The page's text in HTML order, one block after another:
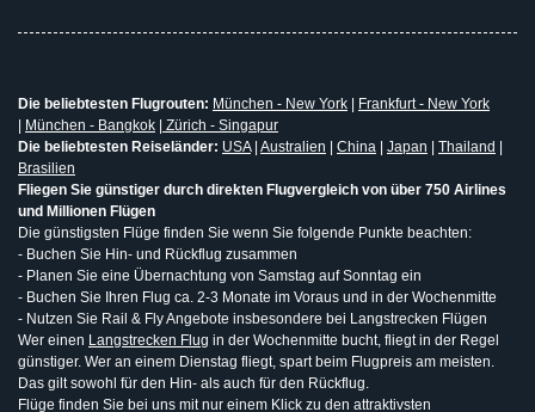
Die beliebtesten Flugrouten: München - New York
Frankfurt - New York
München - Bangkok
Zürich - Singapur
Die beliebtesten Reiseländer: USA| Australien China Japan Thailand
Brasilien
Fliegen Sie günstiger durch direkten Flugvergleich von über 750 Airlines
und Millionen Flügen
Die günstigsten Flüge finden Sie wenn Sie folgende Punkte beachten:
- Buchen Sie Hin- und Rückflug zusammen
- Planen Sie eine Übernachtung von Samstag auf Sonntag ein
- Buchen Sie Ihren Flug ca. 2-3 Monate im Voraus und in der Wochenmitte
- Nutzen Sie Rail & Fly Angebote insbesondere bei Langstrecken Flügen
Wer einen Langstrecken Flug in der Wochenmitte bucht, fliegt in der Regel
günstiger. Wer an einem Dienstag fliegt, spart beim Flugpreis am meisten.
Das gilt sowohl für den Hin- als auch für den Rückflug.
Flüge finden Sie bei uns mit nur einem Klick zu den attraktivsten